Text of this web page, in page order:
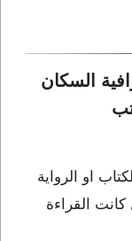
السكان
او الرواية
القراءة